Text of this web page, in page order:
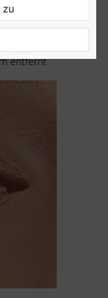
AN
deinen
entfernt
zu